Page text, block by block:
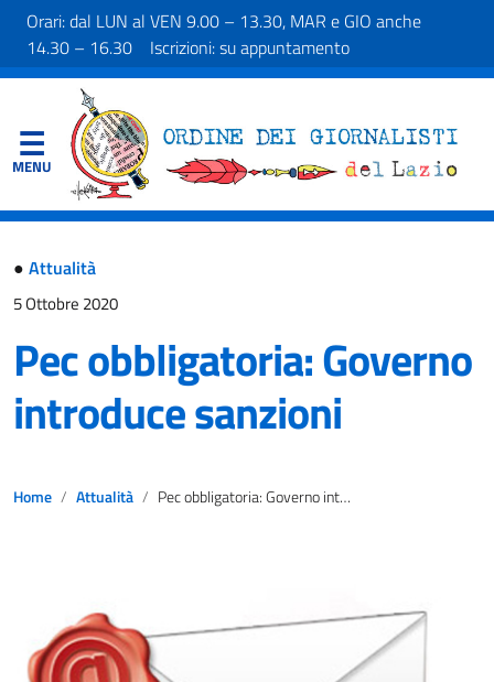
Orari: dal LUN al VEN 9.00 – 13.30, MAR e GIO anche
14.30 – 16.30 Iscrizioni: su appuntamento
● Attualità
5 Ottobre 2020
Pec obbligatoria: Governo
introduce sanzioni
Home Attualità Pec obbligatoria: Governo introduce sanzioni